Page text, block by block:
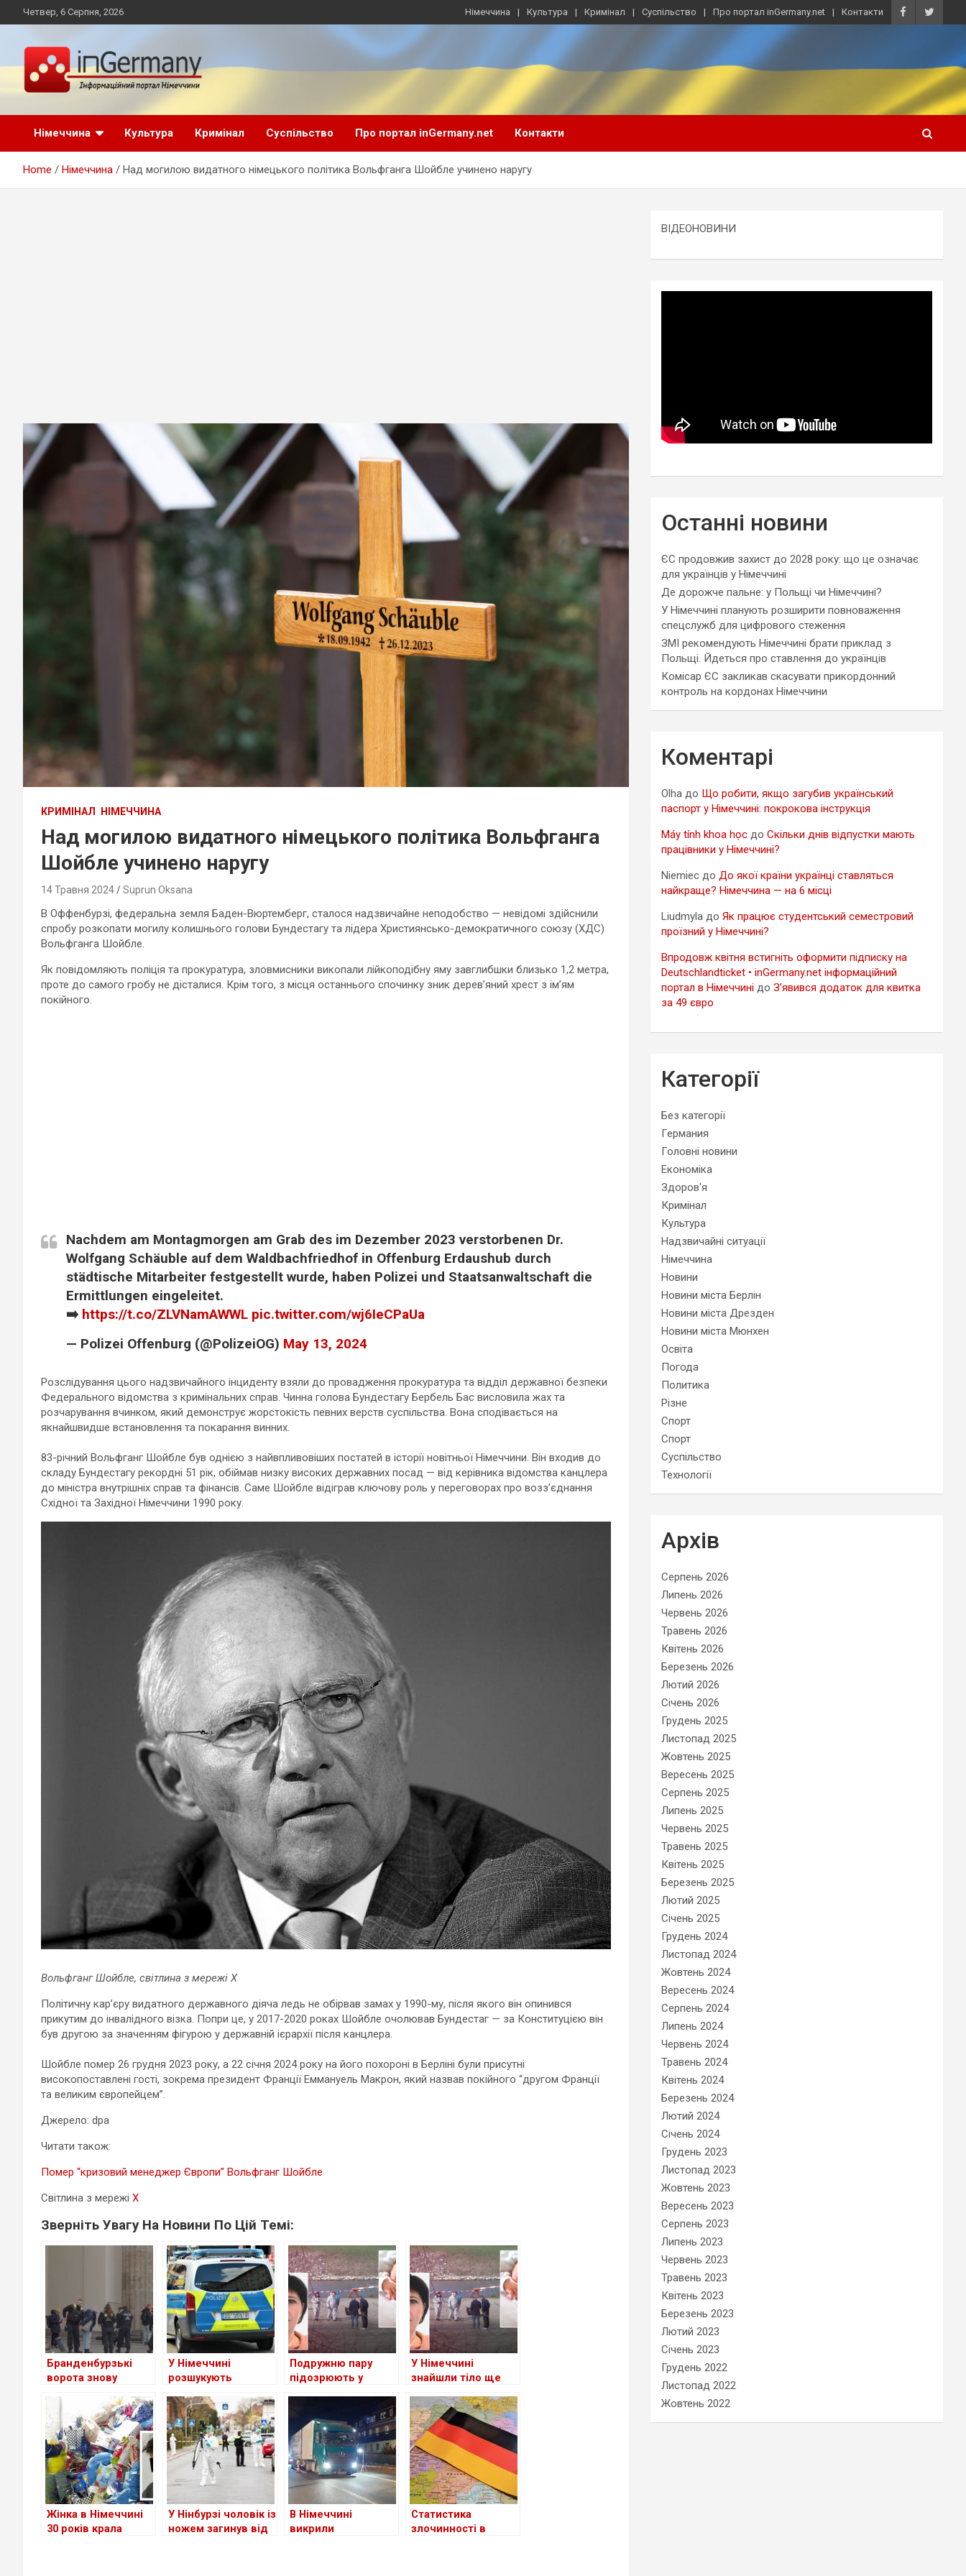
to
Четвер, 6 Серпня, 2026 Німеччина Культура Кримінал Суспільство Про портал inGermany.net Контакти
inGermany.net
інформаційний
портал в Німеччині
Німеччини, українці в Німеччині
Німеччина
Культура Кримінал Суспільство Про портал inGermany.net Контакти
Home Німеччина Над могилою видатного німецького політика Вольфганга Шойбле учинено наругу
КРИМІНАЛ НІМЕЧЧИНА
Над могилою видатного німецького політика Вольфганга
Шойбле учинено наругу
14 Травня 2024 Suprun Oksana
В Оффенбурзі, федеральна земля Баден-Вюртемберг, сталося надзвичайне неподобство — невідомі здійснили
спробу розкопати могилу колишнього голови Бундестагу та лідера Християнсько-демократичного союзу (ХДС)
Вольфганга Шойбле.
Як повідомляють поліція та прокуратура, зловмисники викопали лійкоподібну яму завглибшки близько 1,2 метра,
проте до самого гробу не дісталися. Крім того, з місця останнього спочинку зник дерев’яний хрест з ім’ям
покійного.
Nachdem am Montagmorgen am Grab des im Dezember 2023 verstorbenen Dr.
Wolfgang Schäuble auf dem Waldbachfriedhof in Offenburg Erdaushub durch
städtische Mitarbeiter festgestellt wurde, haben Polizei und Staatsanwaltschaft die
Ermittlungen eingeleitet.
➡️ https://t.co/ZLVNamAWWL pic.twitter.com/wj6IeCPaUa
— Polizei Offenburg (@PolizeiOG) May 13, 2024
Розслідування цього надзвичайного інциденту взяли до провадження прокуратура та відділ державної безпеки
Федерального відомства з кримінальних справ. Чинна голова Бундестагу Бербель Бас висловила жах та
розчарування вчинком, який демонструє жорстокість певних верств суспільства. Вона сподівається на
якнайшвидше встановлення та покарання винних.
83-річний Вольфганг Шойбле був однією з найвпливовіших постатей в історії новітньої Німеччини. Він входив до
складу Бундестагу рекордні 51 рік, обіймав низку високих державних посад — від керівника відомства канцлера
до міністра внутрішніх справ та фінансів. Саме Шойбле відіграв ключову роль у переговорах про возз’єднання
Східної та Західної Німеччини 1990 року.
Вольфганг Шойбле, світлина з мережі X
Політичну кар’єру видатного державного діяча ледь не обірвав замах у 1990-му, після якого він опинився
прикутим до інвалідного візка. Попри це, у 2017-2020 роках Шойбле очолював Бундестаг — за Конституцією він
був другою за значенням фігурою у державній ієрархії після канцлера.
Шойбле помер 26 грудня 2023 року, а 22 січня 2024 року на його похороні в Берліні були присутні
високопоставлені гості, зокрема президент Франції Еммануель Макрон, який назвав покійного “другом Франції
та великим європейцем”.
Джерело: dpa
Читати також:
Помер “кризовий менеджер Європи” Вольфганг Шойбле
Світлина з мережі X
Зверніть Увагу На Новини По Цій Темі:
Бранденбурзькі
ворота знову
завдяки
“Останньому
поколінню”
У Німеччині
розшукують
напав на
українського
підлітка
Подружню пару
підозрюють у
У Німеччині
знайшли тіло ще
українки – матері
27-річної Маргарити
Разас
Жінка в Німеччині
30 років крала
У Нінбурзі чоловік із
ножем загинув від
В Німеччині
викрили
Статистика
злочинності в
ВІДЕОНОВИНИ
Останні новини
ЄС продовжив захист до 2028 року: що це означає
для українців у Німеччині
Де дорожче пальне: у Польщі чи Німеччині?
У Німеччині планують розширити повноваження
спецслужб для цифрового стеження
ЗМІ рекомендують Німеччині брати приклад з
Польщі. Йдеться про ставлення до українців
Комісар ЄС закликав скасувати прикордонний
контроль на кордонах Німеччини
Коментарі
Olha до Що робити, якщо загубив український
паспорт у Німеччині: покрокова інструкція
Máy tính khoa học доСкільки днів відпустки мають
працівники у Німеччині?
Niemiec доДо якої країни українці ставляться
найкраще? Німеччина — на 6 місці
Liudmyla доЯк працює студентський семестровий
проїзний у Німеччині?
Впродовж квітня встигніть оформити підписку на
Deutschlandticket • inGermany.net інформаційний
портал в Німеччині доЗ’явився додаток для квитка
за 49 євро
Категорії
Без категорії
Германия
Головні новини
Економіка
Здоров'я
Кримінал
Культура
Надзвичайні ситуації
Німеччина
Новини
Новини міста Берлін
Новини міста Дрезден
Новини міста Мюнхен
Освіта
Погода
Политика
Різне
Спорт
Спорт
Суспільство
Технології
Архів
Серпень 2026
Липень 2026
Червень 2026
Травень 2026
Квітень 2026
Березень 2026
Лютий 2026
Січень 2026
Грудень 2025
Листопад 2025
Жовтень 2025
Вересень 2025
Серпень 2025
Липень 2025
Червень 2025
Травень 2025
Квітень 2025
Березень 2025
Лютий 2025
Січень 2025
Грудень 2024
Листопад 2024
Жовтень 2024
Вересень 2024
Серпень 2024
Липень 2024
Червень 2024
Травень 2024
Квітень 2024
Березень 2024
Лютий 2024
Січень 2024
Грудень 2023
Листопад 2023
Жовтень 2023
Вересень 2023
Серпень 2023
Липень 2023
Червень 2023
Травень 2023
Квітень 2023
Березень 2023
Лютий 2023
Січень 2023
Грудень 2022
Листопад 2022
Жовтень 2022